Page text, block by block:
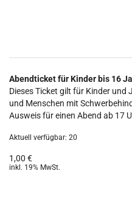
Abendticket für Kinder bis 16
Dieses Ticket gilt für Kinder und
und Menschen mit
Ausweis für einen Abend ab 17
Aktuell verfügbar: 20
1,00 €
inkl. 19% MwSt.